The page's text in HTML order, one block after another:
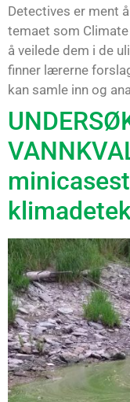
Detectives er ment
temaet som
å veilede dem i de
finner lærerne
kan samle inn og